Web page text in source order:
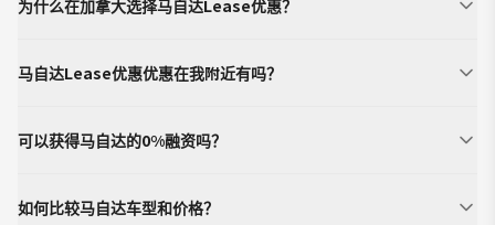
为什么在加拿大选择马自达Lease优惠？
马自达Lease优惠优惠在我附近有吗？
可以获得马自达的0%融资吗？
如何比较马自达车型和价格？